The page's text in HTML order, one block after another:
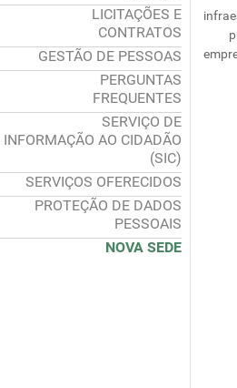
LICITAÇÕES E
CONTRATOS
GESTÃO DE PESSOAS
PERGUNTAS
FREQUENTES
SERVIÇO DE
INFORMAÇÃO AO CIDADÃO
(SIC)
SERVIÇOS OFERECIDOS
PROTEÇÃO DE DADOS
PESSOAIS
NOVA SEDE